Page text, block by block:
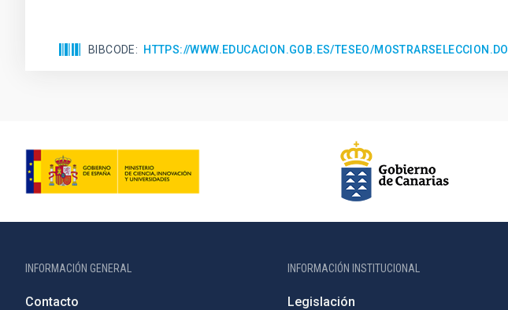
BIBCODE HTTPS://WWW.EDUCACION.GOB.ES/TESEO/MOSTRARSELECCION.DO
INFORMACIÓN GENERAL
Contacto
INFORMACIÓN INSTITUCIONAL
Legislación